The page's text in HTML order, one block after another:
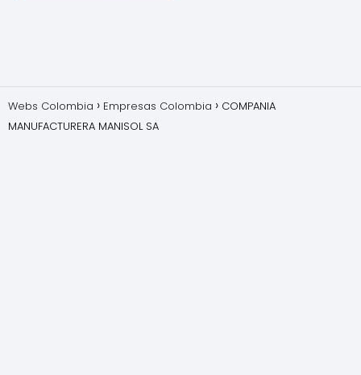
Webs Colombia Empresas Colombia
COMPANIA
MANUFACTURERA MANISOL SA